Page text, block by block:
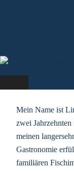
Mein Name ist
zwei
meinen
Gastronomie
familiären